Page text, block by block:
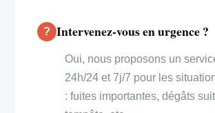
Intervenez-vous en urgence ?
Oui, nous proposons un
24h/24 et 7j/7 pour les
: fuites importantes, dégâts